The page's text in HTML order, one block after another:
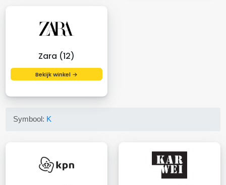
Zara (12)
Bekijk winkel →
Symbool: K